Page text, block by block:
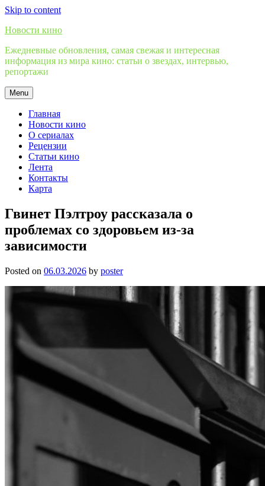
Skip to content
Новости кино
Ежедневные обновления, самая свежая и интересная
информация из мира кино: статьи о звездах, интервью,
репортажи
Menu
Главная
Новости кино
О сериалах
Рецензии
Статьи кино
Лента
Контакты
Карта
Гвинет Пэлтроу рассказала о
проблемах со здоровьем из-за
зависимости
Posted on 06.03.2026 by poster